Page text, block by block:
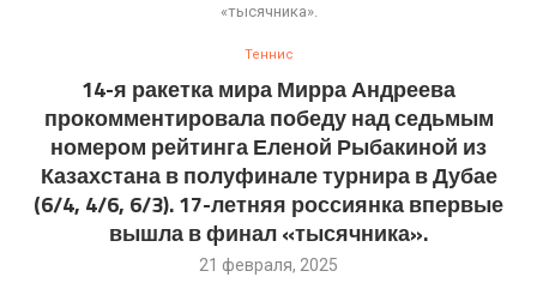
«тысячника».
Теннис
14-я ракетка мира Мирра Андреева
прокомментировала победу над седьмым
номером рейтинга Еленой Рыбакиной из
Казахстана в полуфинале турнира в Дубае
(6/4, 4/6, 6/3 ). 17-летняя россиянка впервые
вышла в финал «тысячника».
21 февраля, 2025